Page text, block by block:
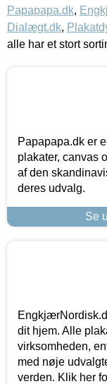
Papapapa.dk,
Dialægt.dk,
alle har et stort
Papapapa.dk er
plakater, canvas
af den
deres udvalg.
Se
dit hjem. Alle
virksomheden,
med nøje
verden. Klik her